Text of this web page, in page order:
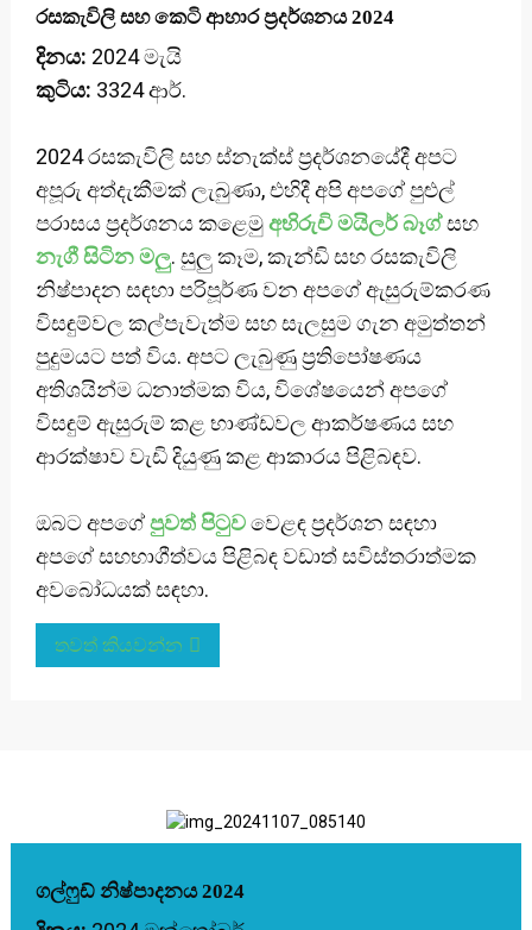
රසකැවිලි සහ කෙටි ආහාර ප්‍රදර්ශනය 2024
දිනය: 2024 මැයි
කුටිය: 3324 ආර්.
2024 රසකැවිලි සහ ස්නැක්ස් ප්‍රදර්ශනයේදී අපට
අපූරු අත්දැකීමක් ලැබුණා, එහිදී අපි අපගේ පුළුල්
පරාසය ප්‍රදර්ශනය කළෙමුඅභිරුචි මයිලර් බෑග්සහ
නැගී සිටින මලු. සුලු කෑම, කැන්ඩි සහ රසකැවිලි
නිෂ්පාදන සඳහා පරිපූර්ණ වන අපගේ ඇසුරුම්කරණ
විසඳුම්වල කල්පැවැත්ම සහ සැලසුම ගැන අමුත්තන්
පුදුමයට පත් විය. අපට ලැබුණු ප්‍රතිපෝෂණය
අතිශයින්ම ධනාත්මක විය, විශේෂයෙන් අපගේ
විසඳුම් ඇසුරුම් කළ භාණ්ඩවල ආකර්ෂණය සහ
ආරක්ෂාව වැඩි දියුණු කළ ආකාරය පිළිබඳව.
ඔබට අපගේපුවත් පිටුවවෙළඳ ප්‍රදර්ශන සඳහා
අපගේ සහභාගීත්වය පිළිබඳ වඩාත් සවිස්තරාත්මක
අවබෝධයක් සඳහා.
තවත් කියවන්න
ගල්ෆුඩ් නිෂ්පාදනය 2024